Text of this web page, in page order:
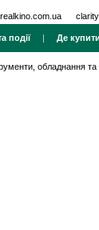
realkino.com.ua
події| Де
обладнання